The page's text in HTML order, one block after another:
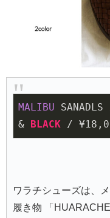
MALIBU
& BLACK / ¥18 ,
ワラチシューズは、
履き物 「